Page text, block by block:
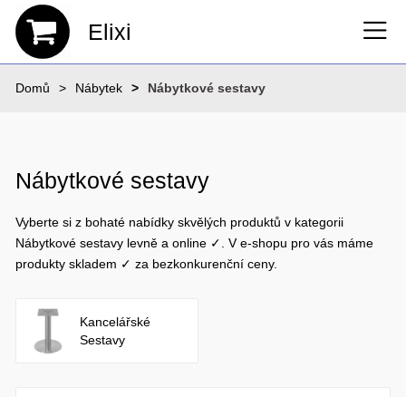
Elixi
Domů Nábytek Nábytkové sestavy
Nábytkové sestavy
Vyberte si z bohaté nabídky skvělých produktů v kategorii
Nábytkové sestavy levně a online ✓. V e-shopu pro vás máme
produkty skladem ✓ za bezkonkurenční ceny.
Kancelářské
Sestavy